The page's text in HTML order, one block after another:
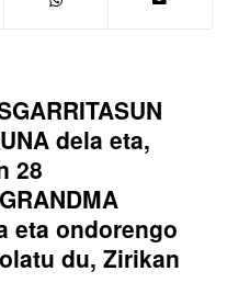
dela eta,
28
eta ondorengo
du, Zirikan